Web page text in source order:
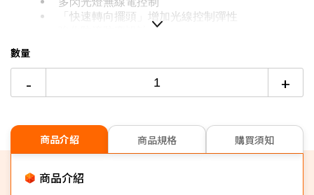
$1,191
$1,275
「快速轉向擺頭」增加光線控制彈性
數量
- +
商品介紹 商品規格 購買須知
商品介紹